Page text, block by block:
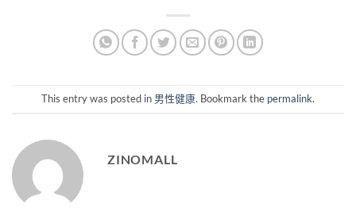
This entry was posted in 男性健康. Bookmark the permalink.
ZINOMALL